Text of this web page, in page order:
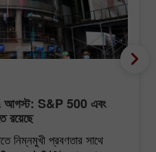
৭ আগস্ট: S&P 500 এবং
রয়েছে
নিম্নমুখী প্রবণতার সাথে